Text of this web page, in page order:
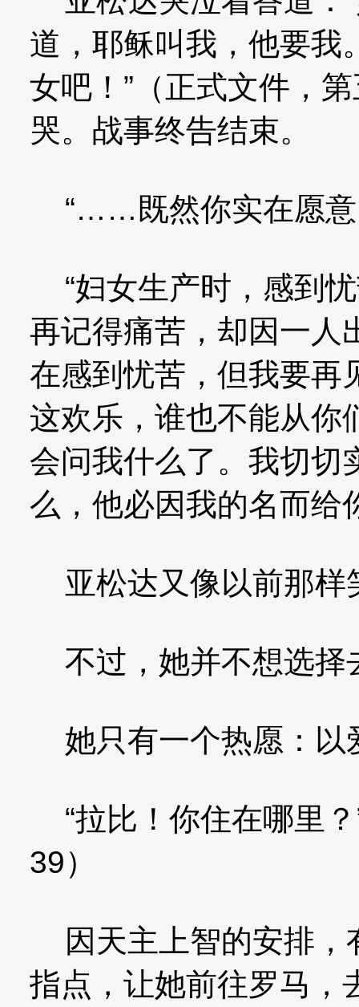
道，耶稣叫我，他要我
女吧！”（正式文件，
哭。战事终告结束。
“……既然你实在愿意
“妇女生产时，感到
再记得痛苦，却因一人
在感到忧苦，但我要再
这欢乐，谁也不能从你
会问我什么了。我切切
么，他必因我的名而给
亚松达又像以前那样
不过，她并不想选择
她只有一个热愿：以
“拉比！你住在哪里？
39）
因天主上智的安排，
指点，让她前往罗马，